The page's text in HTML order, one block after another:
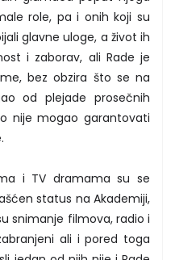
role, pa i onih koji su
glavne uloge, a život ih
i zaborav, ali Rade je
bez obzira što se na
od plejade prosečnih
nije mogao garantovati
i TV dramama su se
status na Akademiji,
snimanje filmova, radio i
ali i pored toga